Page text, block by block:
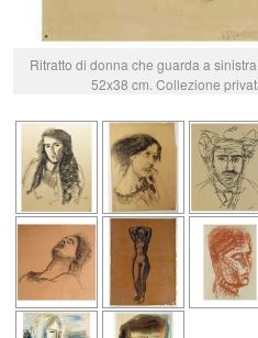
Ritratto di donna che guarda a
52x38 cm. Collezione